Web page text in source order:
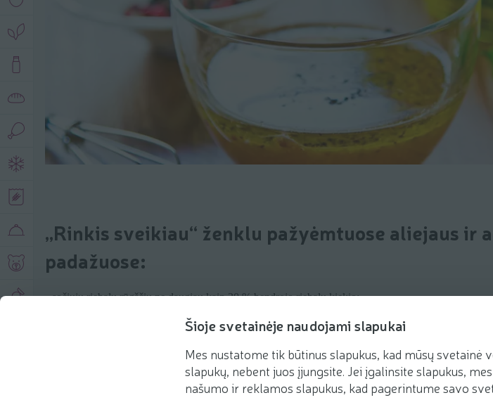
Šioje svetainėje naudojami slapukai
Mes nustatome tik būtinus slapukus, kad mūsų svetainė
slapukų, nebent juos įjungsite. Jei įgalinsite slapukus,
našumo ir reklamos slapukus, kad pagerintume savo
„Rinkis sveikiau“ ženklu pažyėmtuose aliejaus ir
padažuose:
• sočiųjų riebalų rūgščių ne daugiau kaip 20 % bendrojo riebalų kiekio;
• druskos ne daugiau kaip 0,8 g/100 g.
Aliejaus ir acto padažai